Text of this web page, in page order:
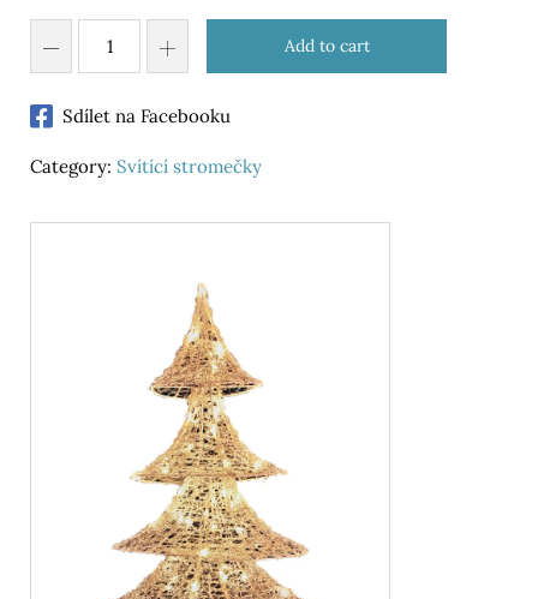
Add to cart
Sdílet na Facebooku
Category: Svítící stromečky